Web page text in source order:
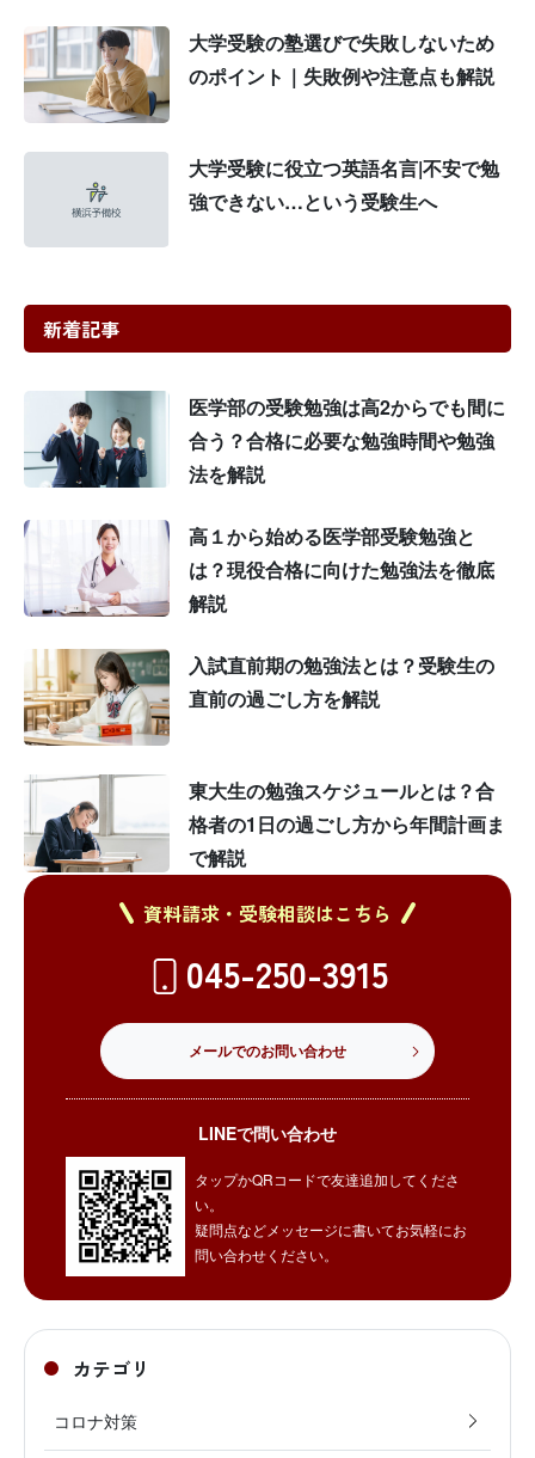
大学受験の塾選びで失敗しないため
のポイント｜失敗例や注意点も解説
大学受験に役立つ英語名言|不安で勉
強できない…という受験生へ
新着記事
医学部の受験勉強は高2からでも間に
合う？合格に必要な勉強時間や勉強
法を解説
高１から始める医学部受験勉強と
は？現役合格に向けた勉強法を徹底
解説
入試直前期の勉強法とは？受験生の
直前の過ごし方を解説
東大生の勉強スケジュールとは？合
格者の1日の過ごし方から年間計画ま
で解説
資料請求・受験相談はこちら
045-250-3915
メールでのお問い合わせ
LINEで問い合わせ
タップかQRコードで友達追加してくださ
い。
疑問点などメッセージに書いてお気軽にお
問い合わせください。
カテゴリ
コロナ対策